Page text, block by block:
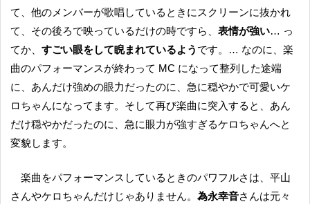
て、他のメンバーが歌唱しているときにスクリーンに抜かれ
て、その後ろで映っているだけの時ですら、 表情が強い… っ
てか、 すごい眼をして睨まれているよう です。… なのに、楽
曲のパフォーマンスが終わって MC になって整列した途端
に、あんだけ強めの眼力だったのに、急に穏やかで可愛いケ
ロちゃんになってます。そして再び楽曲に突入すると、あん
だけ穏やかだったのに、急に眼力が強すぎるケロちゃんへと
変貌します。
楽曲をパフォーマンスしているときのパワフルさは、平山
さんやケロちゃんだけじゃありません。 為永幸音さんは元々